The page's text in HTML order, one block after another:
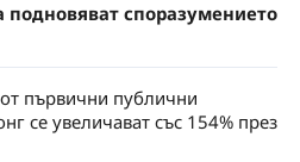
споразумението
първични публични
се увеличават със 154% през